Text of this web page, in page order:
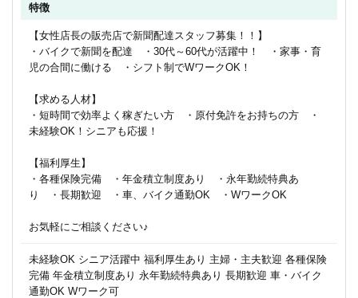
特徴
【女性店長の販売店で新聞配達スタッフ募集！！】
・バイクで新聞を配達 ・30代～60代が活躍中！ ・家事・育
児の合間に働ける ・シフト制でWワークOK！
【求める人材】
・短時間で効率よく稼ぎたい方 ・原付免許をお持ちの方 ・
未経験OK！シニアも応援！
【福利厚生】
・各種保険完備 ・年金積立制度あり ・永年勤続特典あ
り ・長期歓迎 ・車、バイク通勤OK ・WワークOK
お気軽にご相談ください♪
未経験OK シニア活躍中 福利厚生あり 主婦・主夫歓迎 各種保険
完備 年金積立制度あり 永年勤続特典あり 長期歓迎 車・バイク
通勤OK Wワーク可